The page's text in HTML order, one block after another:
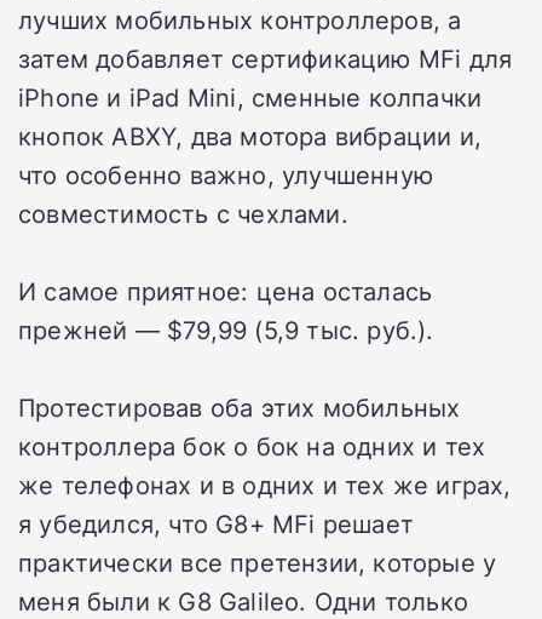
лучших мобильных контроллеров, а
затем добавляет сертификацию MFi для
iPhone и iPad Mini, сменные колпачки
кнопок ABXY, два мотора вибрации и,
что особенно важно, улучшенную
совместимость с чехлами.
И самое приятное: цена осталась
прежней — $79,99 (5,9 тыс. руб.).
Протестировав оба этих мобильных
контроллера бок о бок на одних и тех
же телефонах и в одних и тех же играх,
я убедился, что G8+ MFi решает
практически все претензии, которые у
меня были к G8 Galileo. Одни только